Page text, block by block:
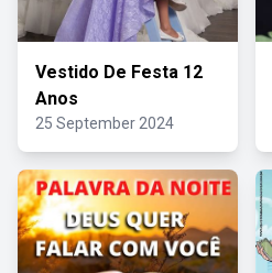
Vestido De Festa 12
Anos
25 September 2024